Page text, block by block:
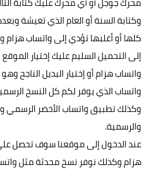
وكتابة السنة أو العام الذي تعيشة
كلها أو أغلبها تؤدي إلى واتساب
إلى التحميل السليم عليك إختيار
واتساب هزام أو إختيار البديل الناجح
واتساب الذي يوفر لكم كل النسخ
وكذلك تطبيقواتساب الأخضر الرسمي
والرسمية.
عند الدخول إلى موقعنا سوف تحصل
هزام وكذلك نوفر نسخ محدثة مثل